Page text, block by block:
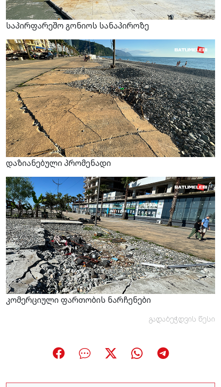
საპირფარეშო გონიოს სანაპიროზე
დაზიანებული პრომენადი
კომერციული ფართობის ნარჩენები
გადაბეჭდვის წესი